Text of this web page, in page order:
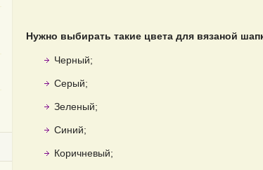
Нужно выбирать такие цвета для вязаной
Черный;
Серый;
Зеленый;
Синий;
Коричневый;